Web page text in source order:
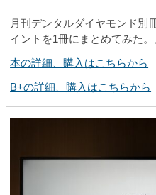
月刊デンタルダイヤモンド
イントを1冊にまとめてみた。
本の詳細、購入はこちらから
B+の詳細、購入はこちらから